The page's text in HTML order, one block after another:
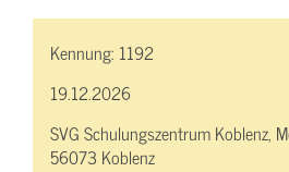
Kennung: 1192
19.12.2026
SVG Schulungszentrum Koblenz,
56073 Koblenz